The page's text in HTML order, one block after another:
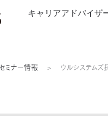
キャリアアドバイザ
ミナー情報 ウルシステムズ